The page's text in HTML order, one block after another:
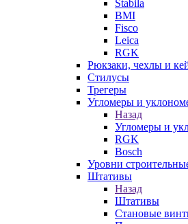
Stabila
BMI
Fisco
Leica
RGK
Рюкзаки, чехлы и
Стилусы
Трегеры
Угломеры и
Назад
Угломеры и
RGK
Bosch
Уровни
Штативы
Назад
Штативы
Становые